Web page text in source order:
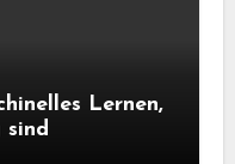
Lernen,
sind